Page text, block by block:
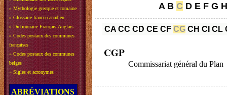
» Mythologie grecque et romaine
» Glossaire franco-canadien
» Dictionnaire Français-Anglais
» Codes postaux des communes
françaises
» Codes postaux des communes
belges
» Sigles et acronymes
ABRÉVIATIONS
A B C D E F G H
CA CC CD CE CF CG CH CI CL
CGP
Commissariat général du Plan